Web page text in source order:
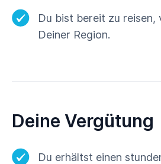
Du bist bereit zu reisen,
Deiner Region.
Deine Vergütung
Du erhältst einen